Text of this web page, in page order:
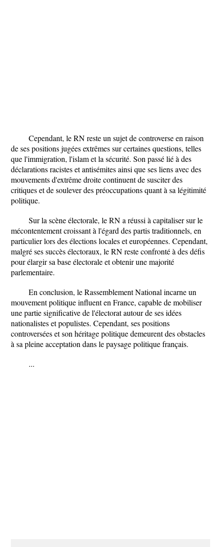
Cependant, le RN reste un sujet de controverse en raison
de ses positions jugées extrêmes sur certaines questions, telles
que l'immigration, l'islam et la sécurité. Son passé lié à des
déclarations racistes et antisémites ainsi que ses liens avec des
mouvements d'extrême droite continuent de susciter des
critiques et de soulever des préoccupations quant à sa légitimité
politique.
Sur la scène électorale, le RN a réussi à capitaliser sur le
mécontentement croissant à l'égard des partis traditionnels, en
particulier lors des élections locales et européennes. Cependant,
malgré ses succès électoraux, le RN reste confronté à des défis
pour élargir sa base électorale et obtenir une majorité
parlementaire.
En conclusion, le Rassemblement National incarne un
mouvement politique influent en France, capable de mobiliser
une partie significative de l'électorat autour de ses idées
nationalistes et populistes. Cependant, ses positions
controversées et son héritage politique demeurent des obstacles
à sa pleine acceptation dans le paysage politique français.
...